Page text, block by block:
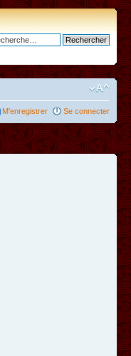
M’enregistrer Se connecter